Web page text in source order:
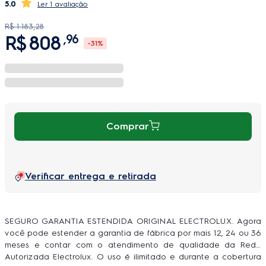
5.0 1 avaliação
R$ 1.183,28
R$808 ,96 -31%
Comprar
Verificar entrega e retirada
SEGURO GARANTIA ESTENDIDA ORIGINAL ELECTROLUX. Agora
você pode estender a garantia de fábrica por mais 12, 24 ou 36
meses e contar com o atendimento de qualidade da Rede
Autorizada Electrolux. O uso é ilimitado e durante a cobertura